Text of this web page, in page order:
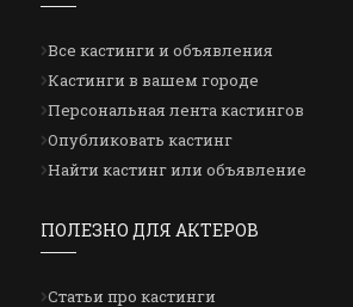
Все кастинги и объявления
Кастинги в вашем городе
Персональная лента кастингов
Опубликовать кастинг
Найти кастинг или объявление
ПОЛЕЗНО ДЛЯ АКТЕРОВ
Статьи про кастинги